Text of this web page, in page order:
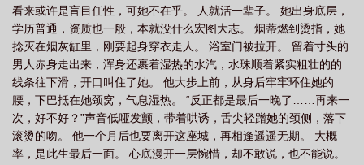
看来或许是盲目任性，可她不在乎。 人就活一辈子。 她出身底层，
学历普通，资质也一般，本就没什么宏图大志。 烟蒂燃到烫指，她
捻灭在烟灰缸里，刚要起身穿衣走人。 浴室门被拉开。 留着寸头的
男人赤身走出来，浑身还裹着湿热的水汽，水珠顺着紧实粗壮的的
线条往下滑，开口叫住了她。 他大步上前，从身后牢牢环住她的
腰，下巴抵在她颈窝，气息湿热。 “反正都是最后一晚了……再来一
次，好不好？”声音低哑发颤，带着哄诱，舌尖轻蹭她的颈侧，落下
滚烫的吻。 他一个月后也要离开这座城，再相逢遥遥无期。 大概
率，是此生最后一面。 心底漫开一层惋惜，却不敢说，也不能说。